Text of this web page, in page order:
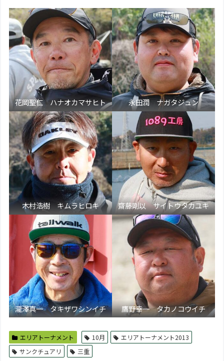
花岡聖仁 ハナオカマサヒト 永田潤 ナガタジュン
木村浩樹 キムラヒロキ 齋藤剛以 サイトウタカユキ
瀧澤真一 タキザワシンイチ 鷹野幸一 タカノコウイチ
エリアトーナメント 10月
エリアトーナメント2013
サンクチュアリ
三重